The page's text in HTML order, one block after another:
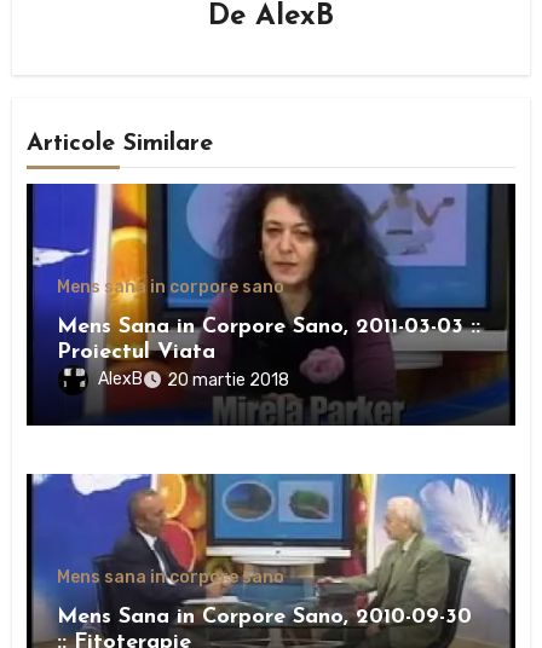
De AlexB
Articole Similare
Mens sana in corpore sano
Mens Sana in Corpore Sano, 2011-03-03 ::
Proiectul Viata
AlexB 20 martie 2018
Mens sana in corpore sano
Mens Sana in Corpore Sano, 2010-09-30
:: Fitoterapie